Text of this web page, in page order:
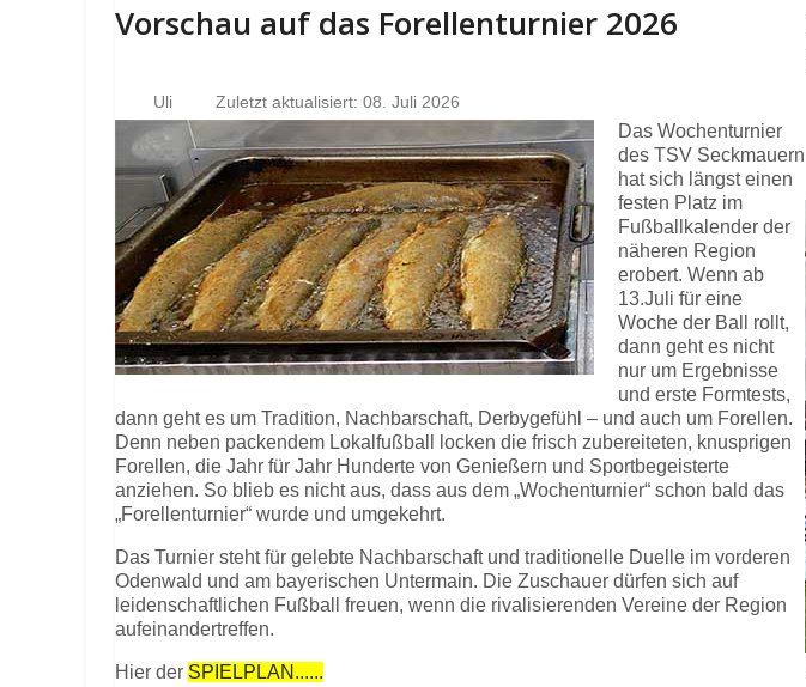
Vorschau auf das Forellenturnier 2026
Uli Zuletzt aktualisiert: 08. Juli 2026
Das Wochenturnier
des TSV Seckmauern
hat sich längst einen
festen Platz im
Fußballkalender der
näheren Region
erobert. Wenn ab
13.Juli für eine
Woche der Ball rollt,
dann geht es nicht
nur um Ergebnisse
und erste Formtests,
dann geht es um Tradition, Nachbarschaft, Derbygefühl – und auch um Forellen.
Denn neben packendem Lokalfußball locken die frisch zubereiteten, knusprigen
Forellen, die Jahr für Jahr Hunderte von Genießern und Sportbegeisterte
anziehen. So blieb es nicht aus, dass aus dem „Wochenturnier“ schon bald das
„Forellenturnier“ wurde und umgekehrt.
Das Turnier steht für gelebte Nachbarschaft und traditionelle Duelle im vorderen
Odenwald und am bayerischen Untermain. Die Zuschauer dürfen sich auf
leidenschaftlichen Fußball freuen, wenn die rivalisierenden Vereine der Region
aufeinandertreffen.
Hier der SPIELPLAN......